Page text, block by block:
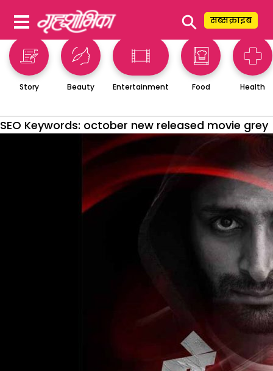
⚲ सब्सक्राइब
Story Beauty Entertainment Food Health
SEO Keywords: october new released movie grey